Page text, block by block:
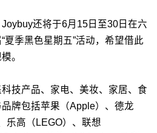
还将于6月15日至30日在六
夏季黑色星期五”活动，希望借此
。
技产品、家电、美妆、家居、食
牌包括苹果（Apple）、德龙
乐高（LEGO）、联想